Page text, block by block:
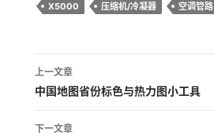
X5000 压缩机/冷凝器 空调管路
文
章
导
上一文章
中国地图省份标色与热力图小工具
下一文章